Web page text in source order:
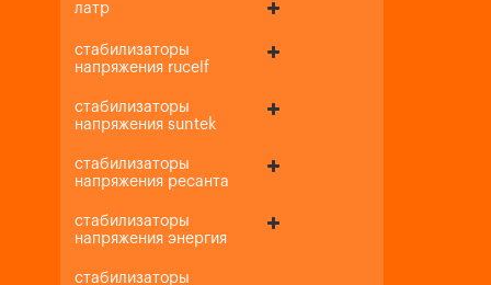
латр
стабилизаторы
напряжения rucelf
стабилизаторы
напряжения suntek
стабилизаторы
напряжения ресанта
стабилизаторы
напряжения энергия
стабилизаторы